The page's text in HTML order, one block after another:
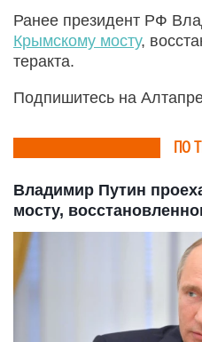
Ранее президент РФ
Крымскому мосту,
теракта.
Подпишитесь на
ПО
Владимир Путин
мосту,